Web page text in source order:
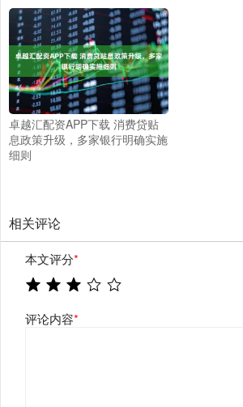
卓越汇配资APP下载 消费贷贴
息政策升级，多家银行明确实施
细则
相关评论
本文评分*
评论内容*